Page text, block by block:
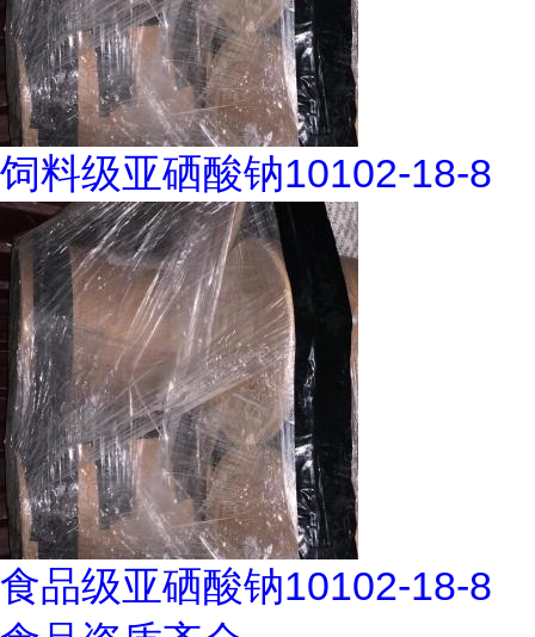
饲料级亚硒酸钠10102-18-8
食品级亚硒酸钠10102-18-8